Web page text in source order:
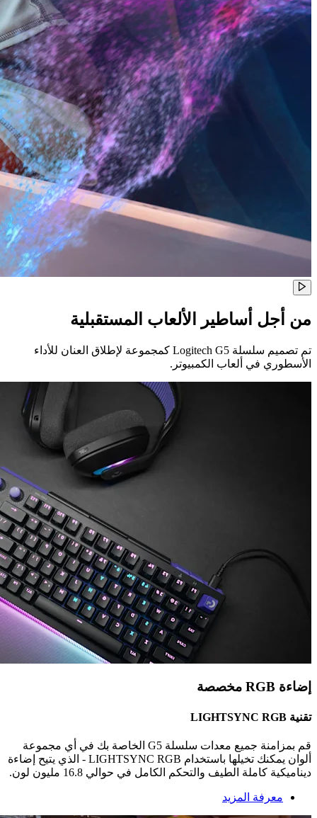
من أجل أساطير الألعاب المستقبلية
تم تصميم سلسلة ‏Logitech G5‏ كمجموعة لإطلاق العنان للأداء
الأسطوري في ألعاب الكمبيوتر.
إضاءة RGB‏ مخصصة
تقنية ‏LIGHTSYNC RGB‏
قم بمزامنة جميع معدات سلسلة G5‏ الخاصة بك في أي مجموعة
ألوان يمكنك تخيلها باستخدام ‏LIGHTSYNC RGB‏ - الذي يتيح إضاءة
ديناميكية كاملة الطيف والتحكم الكامل في حوالي 16.8 مليون لون.
معرفة المزيد